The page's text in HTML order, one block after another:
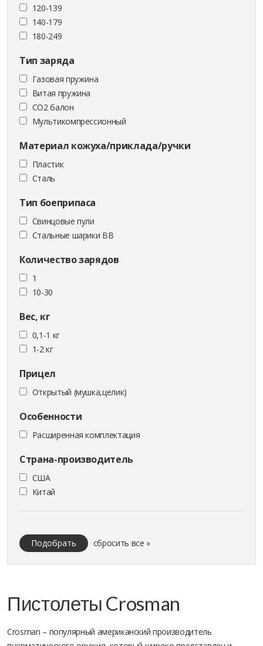
120-139
140-179
180-249
Тип заряда
Газовая пружина
Витая пружина
CO2 балон
Мультикомпрессионный
Материал кожуха/приклада/ручки
Пластик
Сталь
Тип боеприпаса
Cвинцовые пули
Стальные шарики ВВ
Количество зарядов
1
10-30
Вес, кг
0,1-1 кг
1-2 кг
Прицел
Открытый (мушка,целик)
Особенности
Расширенная комплектация
Страна-производитель
США
Китай
Подобрать сбросить все »
Пистолеты Crosman
Crosman – популярный американский производитель